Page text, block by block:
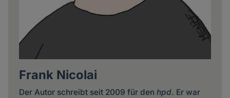
Frank Nicolai
Der Autor schreibt seit 2009 für den hpd. Er war